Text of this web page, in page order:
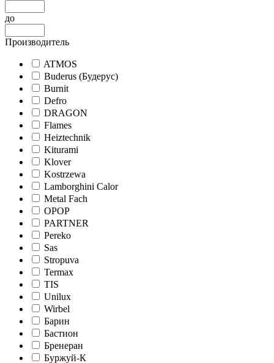
до
Производитель
ATMOS
Buderus (Будерус)
Burnit
Defro
DRAGON
Flames
Heiztechnik
Kiturami
Klover
Kostrzewa
Lamborghini Calor
Metal Fach
OPOP
PARTNER
Pereko
Sas
Stropuva
Termax
TIS
Unilux
Wirbel
Барин
Бастион
Бренеран
Буржуй-К